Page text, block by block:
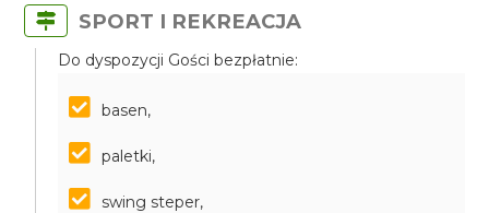
SPORT I REKREACJA
Do dyspozycji Gości bezpłatnie:
basen,
paletki,
swing steper,